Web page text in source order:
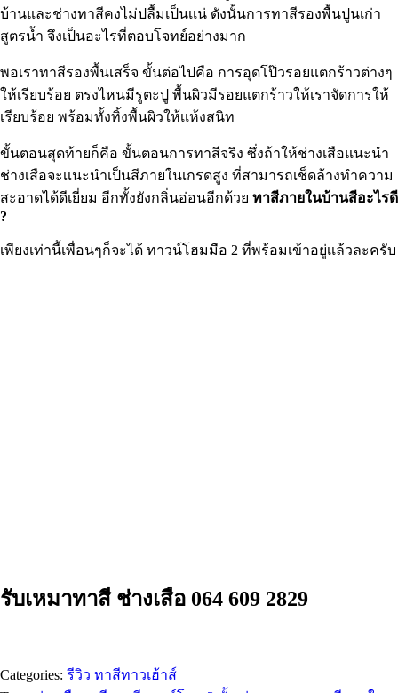
บ้านและช่างทาสีคงไม่ปลื้มเป็นเเน่ ดังนั้นการทาสีรองพื้นปูนเก่า
สูตรน้ำ จึงเป็นอะไรที่ตอบโจทย์อย่างมาก
พอเราทาสีรองพื้นเสร็จ ขั้นต่อไปคือ การอุดโป๊วรอยแตกร้าวต่างๆ
ให้เรียบร้อย ตรงไหนมีรูตะปู พื้นผิวมีรอยแตกร้าวให้เราจัดการให้
เรียบร้อย พร้อมทั้งทิ้งพื้นผิวให้เเห้งสนิท
ขั้นตอนสุดท้ายก็คือ ขั้นตอนการทาสีจริง ซึ่งถ้าให้ช่างเสือแนะนำ
ช่างเสือจะเเนะนำเป็นสีภายในเกรดสูง ที่สามารถเช็ดล้างทำความ
สะอาดได้ดีเยี่ยม อีกทั้งยังกลิ่นอ่อนอีกด้วย ทาสีภายในบ้านสีอะไรดี
?
เพียงเท่านี้เพื่อนๆก็จะได้ ทาวน์โฮมมือ 2 ที่พร้อมเข้าอยู่เเล้วละครับ
รับเหมาทาสี ช่างเสือ 064 609 2829
Categories: รีวิว ทาสีทาวเฮ้าส์